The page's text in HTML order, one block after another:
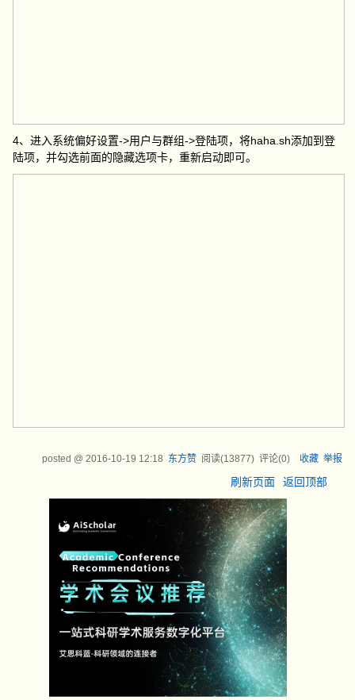
4、进入系统偏好设置->用户与群组->登陆项，将haha.sh添加到登
陆项，并勾选前面的隐藏选项卡，重新启动即可。
posted @ 2016-10-19 12:18 东方赞阅读(13877) 评论(0) 收藏 举报
刷新页面 返回顶部